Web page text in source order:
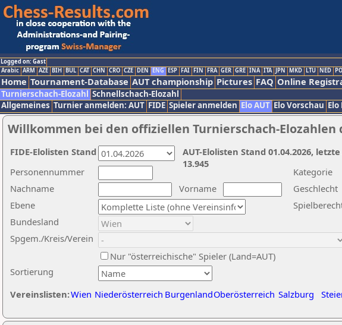
Logged on: Gast
Arabic ARM AZE BIH BUL CAT CHN CRO CZE DEN ENG ESP FAI FIN FRA GER GRE INA ITA JPN MKD LTU NED
Home Tournament-Database AUT championship Pictures FAQ Online
Turnierschach-Elozahl Schnellschach-Elozahl
Allgemeines Turnier anmelden: AUT FIDE Spieler anmelden Elo AUT Elo Vorschau Elo
Willkommen bei den offiziellen Turnierschach-Elozahlen
Nachname
Vorname
Ebene
Kategorie
Sortierung
Personennummer
Bundesland
Spgem./Kreis/Verein
Geschlecht
Nur "österreichische" Spieler (Land=AUT)
Vereinslisten:Wien Niederösterreich BurgenlandOberösterreich Salzburg
AUT-Elolisten Stand 01.04.2026,
13.945
FIDE-Elolisten Stand